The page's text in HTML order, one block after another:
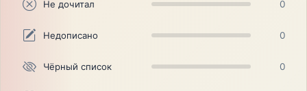
Не дочитал 0
Недописано 0
Чёрный список 0